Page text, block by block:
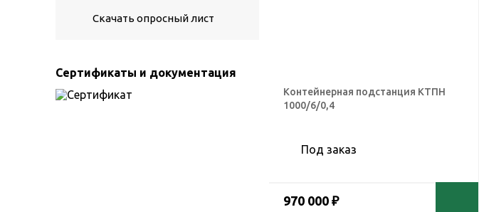
Скачать опросный лист
Сертификаты и документация
Контейнерная подстанция КТПН
1000/6/0,4
Под заказ
970 000 ₽